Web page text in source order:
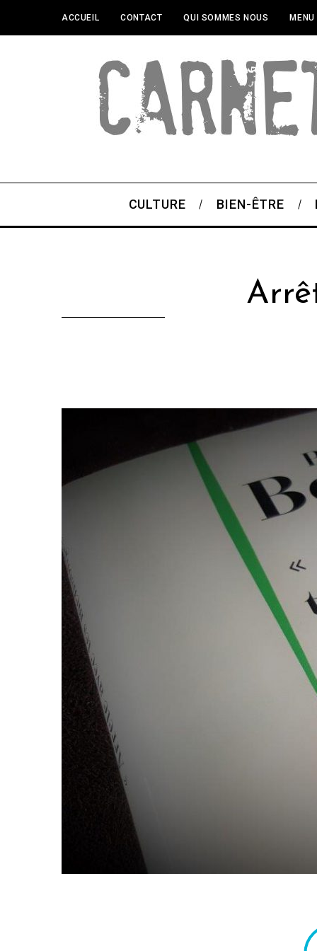
ACCUEIL CONTACT QUI SOMMES NOUS MENU
CULTURE BIEN-ÊTRE